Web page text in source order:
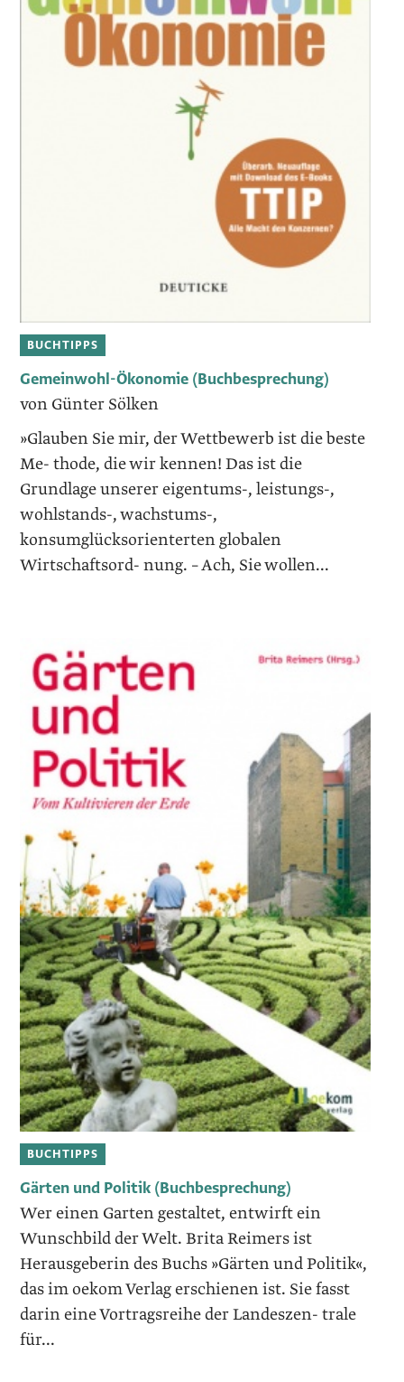
BUCHTIPPS
Gemeinwohl-Ökonomie (Buchbesprechung)
von Günter Sölken
»Glauben Sie mir, der Wettbewerb ist die beste
Me- thode, die wir kennen! Das ist die
Grundlage unserer eigentums-, leistungs-,
wohlstands-, wachstums-,
konsumglücksorienterten globalen
Wirtschaftsord- nung. – Ach, Sie wollen...
BUCHTIPPS
Gärten und Politik (Buchbesprechung)
Wer einen Garten gestaltet, entwirft ein
Wunschbild der Welt. Brita Reimers ist
Herausgeberin des Buchs »Gärten und Politik«,
das im oekom Verlag erschienen ist. Sie fasst
darin eine Vortragsreihe der Landeszen- trale
für...